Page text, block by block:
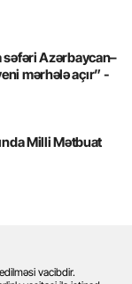
Azərbaycan–
mərhələ açır” -
Milli Mətbuat
vacibdir.